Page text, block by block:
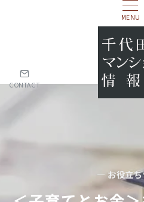
MENU
CONTACT
— お役立